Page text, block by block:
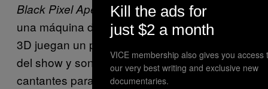
Black Pixel Ape
. ¡No paran! En concierto son
una máquina de guerra, y sus proyecciones
3D juegan un papel esencial en la progresión
del show y son explotadas por los dos
cantantes para imitar historias reales.
Kill the ads for
just $2 a month
VICE membership also gives you access
our very best writing and exclusive new
documentaries.